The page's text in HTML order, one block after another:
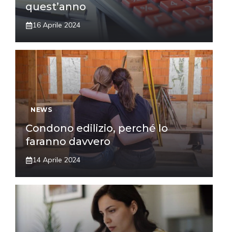
quest’anno
16 Aprile 2024
NEWS
Condono edilizio, perché lo
faranno davvero
14 Aprile 2024